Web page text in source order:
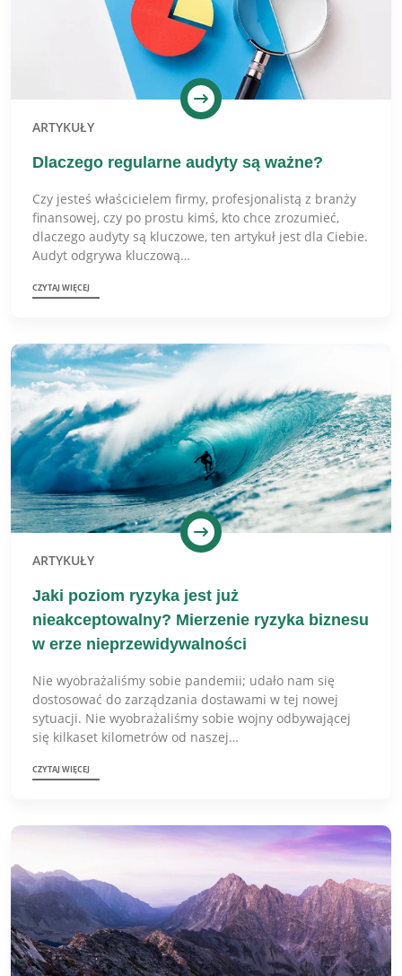
ARTYKUŁY
Dlaczego regularne audyty są ważne?
Czy jesteś właścicielem firmy, profesjonalistą z branży
finansowej, czy po prostu kimś, kto chce zrozumieć,
dlaczego audyty są kluczowe, ten artykuł jest dla Ciebie.
Audyt odgrywa kluczową…
CZYTAJ WIĘCEJ
ARTYKUŁY
Jaki poziom ryzyka jest już
nieakceptowalny? Mierzenie ryzyka biznesu
w erze nieprzewidywalności
Nie wyobrażaliśmy sobie pandemii; udało nam się
dostosować do zarządzania dostawami w tej nowej
sytuacji. Nie wyobrażaliśmy sobie wojny odbywającej
się kilkaset kilometrów od naszej…
CZYTAJ WIĘCEJ